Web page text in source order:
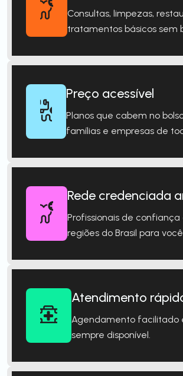
Consultas, limpezas,
tratamentos básicos sem
Preço acessível
Planos que cabem no
famílias e empresas de
Rede credenciada
Profissionais de
regiões do Brasil para
Atendimento
Agendamento facilitado
sempre disponível.